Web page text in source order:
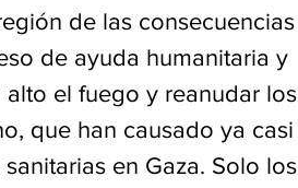
de las consecuencias
de ayuda humanitaria y
el fuego y reanudar los
que han causado ya casi
en Gaza. Solo los